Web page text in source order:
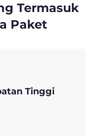
Termasuk
Paket
Tinggi